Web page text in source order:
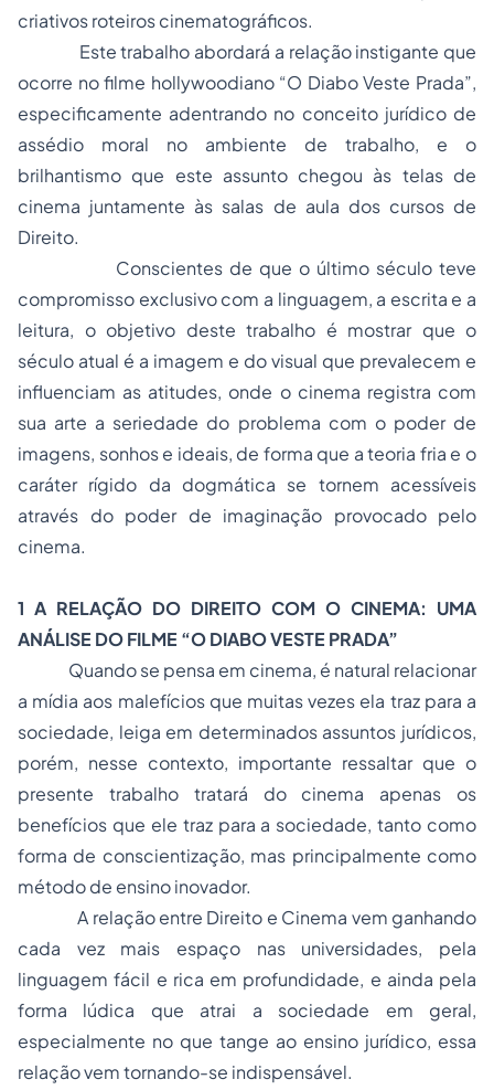
criativos roteiros cinematográficos.
Este trabalho abordará a relação instigante que
ocorre no filme hollywoodiano “O Diabo Veste Prada”,
especificamente adentrando no conceito jurídico de
assédio moral no ambiente de trabalho, e o
brilhantismo que este assunto chegou às telas de
cinema juntamente às salas de aula dos cursos de
Direito.
Conscientes de que o último século teve
compromisso exclusivo com a linguagem, a escrita e a
leitura, o objetivo deste trabalho é mostrar que o
século atual é a imagem e do visual que prevalecem e
influenciam as atitudes, onde o cinema registra com
sua arte a seriedade do problema com o poder de
imagens, sonhos e ideais, de forma que a teoria fria e o
caráter rígido da dogmática se tornem acessíveis
através do poder de imaginação provocado pelo
cinema.
1 A RELAÇÃO DO DIREITO COM O CINEMA: UMA
ANÁLISE DO FILME “O DIABO VESTE PRADA”
Quando se pensa em cinema, é natural relacionar
a mídia aos malefícios que muitas vezes ela traz para a
sociedade, leiga em determinados assuntos jurídicos,
porém, nesse contexto, importante ressaltar que o
presente trabalho tratará do cinema apenas os
benefícios que ele traz para a sociedade, tanto como
forma de conscientização, mas principalmente como
método de ensino inovador.
A relação entre Direito e Cinema vem ganhando
cada vez mais espaço nas universidades, pela
linguagem fácil e rica em profundidade, e ainda pela
forma lúdica que atrai a sociedade em geral,
especialmente no que tange ao ensino jurídico, essa
relação vem tornando-se indispensável.